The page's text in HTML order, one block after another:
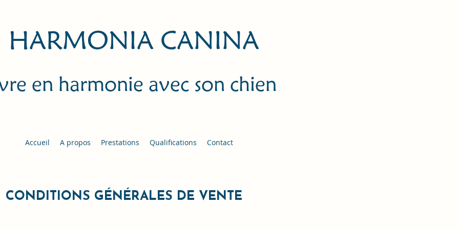
HARMONIA CANINA
en harmonie avec son chien
Accueil A propos Prestations Qualifications Contact
CONDITIONS GÉNÉRALES DE VENTE